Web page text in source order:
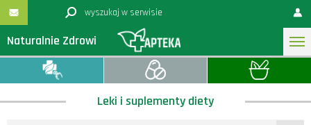
Naturalnie Zdrowi
Leki i suplementy diety